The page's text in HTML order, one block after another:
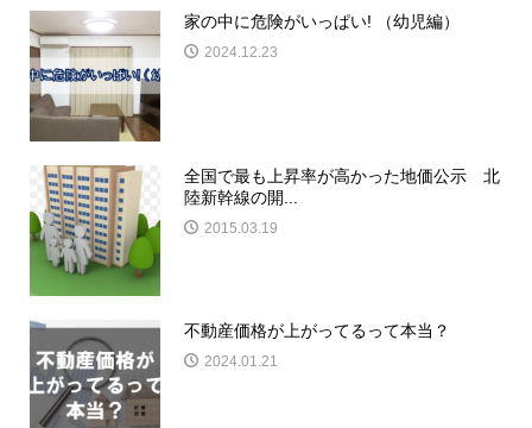
家の中に危険がいっぱい! （幼児編）
2024.12.23
全国で最も上昇率が高かった地価公示 北
陸新幹線の開...
2015.03.19
不動産価格が上がってるって本当？
2024.01.21